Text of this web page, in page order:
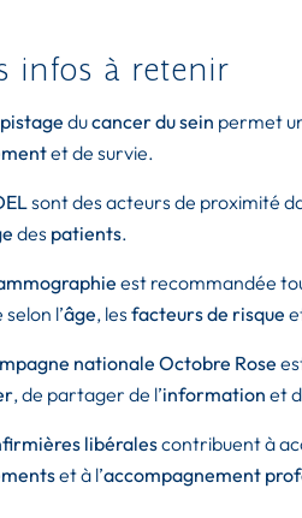
infos à retenir
ducancer du sein permet
et de survie.
sont des acteurs de proximité
des patients.
est recommandée
l’âge, lesfacteurs de risque
nationale Octobre Rose
, de partager de l’information et
libéralescontribuent à
et à l’accompagnement